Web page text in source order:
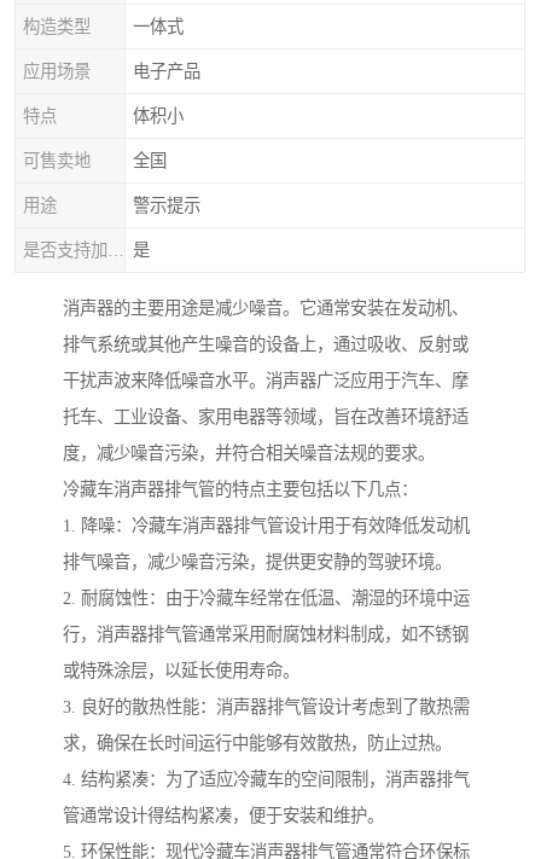
构造类型 一体式
应用场景 电子产品
特点 体积小
可售卖地 全国
用途 警示提示
是
消声器的主要用途是减少噪音。它通常安装在发动机、
排气系统或其他产生噪音的设备上，通过吸收、反射或
干扰声波来降低噪音水平。消声器广泛应用于汽车、摩
托车、工业设备、家用电器等领域，旨在改善环境舒适
度，减少噪音污染，并符合相关噪音法规的要求。
冷藏车消声器排气管的特点主要包括以下几点：
1. 降噪：冷藏车消声器排气管设计用于有效降低发动机
排气噪音，减少噪音污染，提供更安静的驾驶环境。
2. 耐腐蚀性：由于冷藏车经常在低温、潮湿的环境中运
行，消声器排气管通常采用耐腐蚀材料制成，如不锈钢
或特殊涂层，以延长使用寿命。
3. 良好的散热性能：消声器排气管设计考虑到了散热需
求，确保在长时间运行中能够有效散热，防止过热。
4. 结构紧凑：为了适应冷藏车的空间限制，消声器排气
管通常设计得结构紧凑，便于安装和维护。
5. 环保性能：现代冷藏车消声器排气管通常符合环保标